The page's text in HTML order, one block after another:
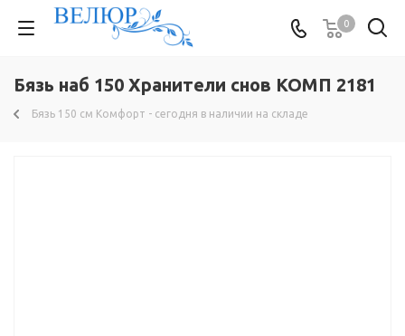
0
Бязь наб 150 Хранители снов КОМП 2181
Бязь 150 см Комфорт - сегодня в наличии на складе